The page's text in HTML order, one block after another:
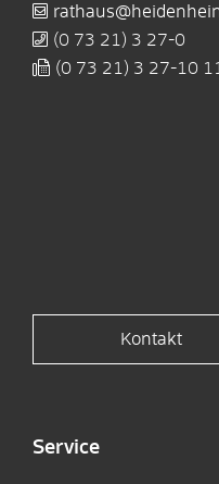
(0 73 21) 3 27-0
(0 73 21) 3 27-10 11
Kontakt
Service